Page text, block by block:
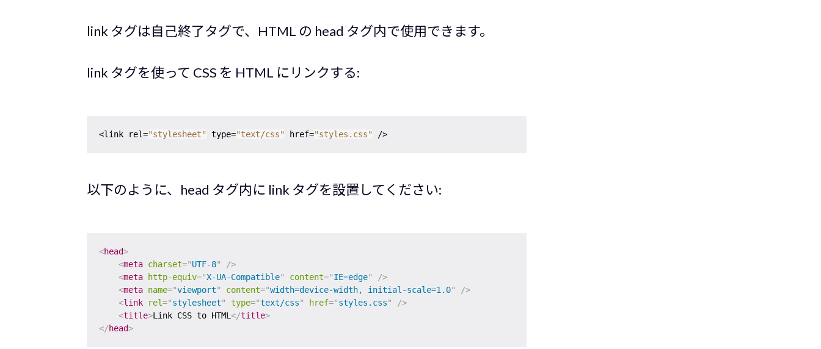
link タグは自己終了タグで、HTML の head タグ内で使用できます。
link タグを使って CSS を HTML にリンクする:
<link rel="stylesheet" type="text/css" href="styles.css"
以下のように、head タグ内に link タグを設置してください:
<head>
<meta charset="UTF-8"
/>
<meta http-equiv="X-UA-Compatible" content="IE=edge"
/>
<meta name="viewport" content="width=device-width, initial-scale=1.0"
/>
<link rel="stylesheet" type="text/css" href="styles.css"
/>
<title>Link CSS to HTML</title>
</head>